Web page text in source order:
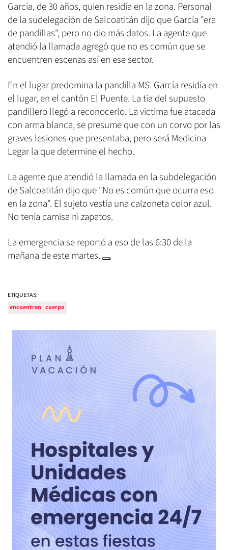
García, de 30 años, quien residía en la zona. Personal
de la sudelegación de Salcoatitán dijo que García "era
de pandillas", pero no dio más datos. La agente que
atendió la llamada agregó que no es común que se
encuentren escenas así en ese sector.
En el lugar predomina la pandilla MS. García residía en
el lugar, en el cantón El Puente. La tía del supuesto
pandillero llegó a reconocerlo. La victima fue atacada
con arma blanca, se presume que con un corvo por las
graves lesiones que presentaba, pero será Medicina
Legar la que determine el hecho.
La agente que atendió la llamada en la subdelegación
de Salcoatitán dijo que "No es común que ocurra eso
en la zona". El sujeto vestía una calzoneta color azul.
No tenía camisa ni zapatos.
La emergencia se reportó a eso de las 6:30 de la
mañana de este martes.
ETIQUETAS:
encuentran cuerpo